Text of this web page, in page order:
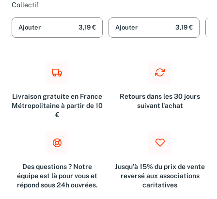
Collectif
Ajouter 3,19 € Ajouter 3,19 €
Livraison gratuite en France
Métropolitaine à partir de 10
€
Retours dans les 30 jours
suivant l'achat
Des questions ? Notre
équipe est là pour vous et
répond sous 24h ouvrées.
Jusqu'à 15% du prix de vente
reversé aux associations
caritatives